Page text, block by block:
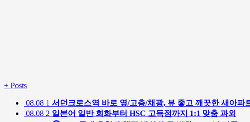
+ Posts
08.08 1 서던크로스역 바로 옆/고층/채광, 뷰 좋고 깨끗한 새아파
08.08 2 일본어 일반 회화부터 HSC 고득점까지 1:1 맞춤 과외